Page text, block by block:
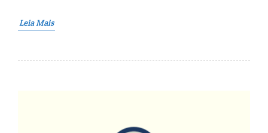
Leia Mais